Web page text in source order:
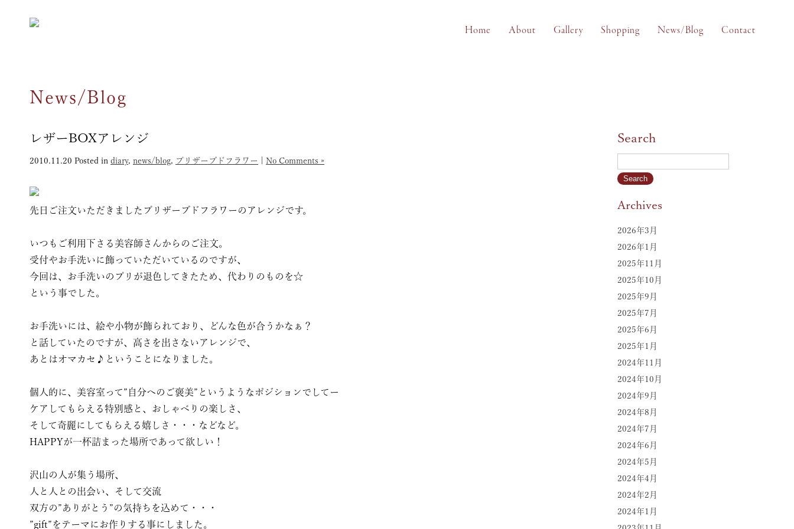
Home About Gallery Shopping News/Blog Contact
News/Blog
レザーBOXアレンジ
2010.11.20 Posted in diary, news/blog, プリザーブドフラワー No Comments »
先日ご注文いただきましたプリザーブドフラワーのアレンジです。
いつもご利用下さる美容師さんからのご注文。
受付やお手洗いに飾っていただいているのですが、
今回は、お手洗いのプリが退色してきたため、代わりのものを☆
という事でした。
お手洗いには、絵や小物が飾られており、どんな色が合うかなぁ？
と話していたのですが、高さを出さないアレンジで、
あとはオマカセ♪ということになりました。
個人的に、美容室って”自分へのご褒美”というようなポジションでしてー
ケアしてもらえる特別感と、おしゃべりの楽しさ、
そして奇麗にしてもらえる嬉しさ・・・などなど。
HAPPYが一杯詰まった場所であって欲しい！
沢山の人が集う場所、
人と人との出会い、そして交流
双方の”ありがとう”の気持ちを込めて・・・
”gift”をテーマにお作りする事にしました。
Search
Archives
2026年3月
2026年1月
2025年11月
2025年10月
2025年9月
2025年7月
2025年6月
2025年1月
2024年11月
2024年10月
2024年9月
2024年8月
2024年7月
2024年6月
2024年5月
2024年4月
2024年2月
2024年1月